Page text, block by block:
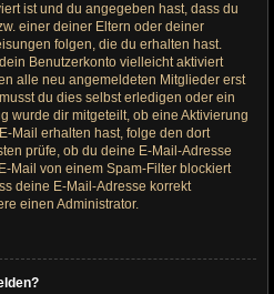
ist und du angegeben hast, dass du
einer deiner Eltern oder deiner
folgen, die du erhalten hast.
Benutzerkonto vielleicht aktiviert
alle neu angemeldeten Mitglieder erst
du dies selbst erledigen oder ein
wurde dir mitgeteilt, ob eine Aktivierung
Mail erhalten hast, folge den dort
prüfe, ob du deine E-Mail-Adresse
Mail von einem Spam-Filter blockiert
deine E-Mail-Adresse korrekt
einen Administrator.